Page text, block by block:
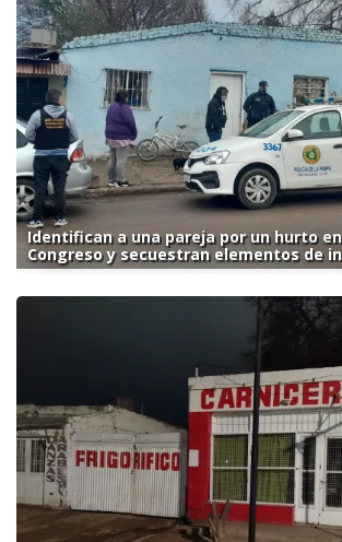
Identifican a una pareja por un hurto
Congreso y secuestran elementos de